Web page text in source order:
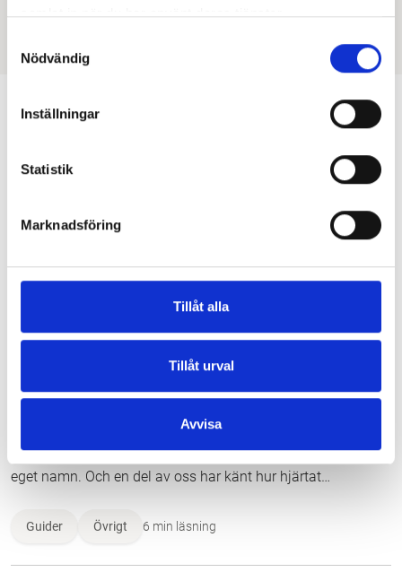
samlat in när du har använt deras tjänster.
Nödvändig
Inställningar
Statistik
Marknadsföring
Tillåt alla
Tillåt urval
Avvisa
William Sandström
Larissa Peifer
Liknande artiklar
29 jul, 2026
Ta bort information om dig från
sökresultat på Google
De flesta av oss har väl någon gång googlat på sitt
eget namn. Och en del av oss har känt hur hjärtat
dyker upp i sökresultaten. Det kan handla om arga
skvalpar, hemadresser som ligger helt öppna eller
Guider Övrigt 6 min läsning